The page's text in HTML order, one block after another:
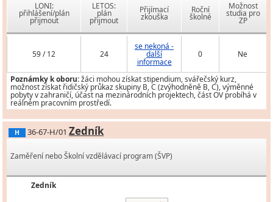
LONI:
přihlášení/plán
přijmout
LETOS:
plán
přijmout
Přijímací
zkouška
Roční
školné
Možnost
studia pro
ZP
59 / 12 24
se nekoná -
další
informace
0 Ne
Poznámky k oboru:žáci mohou získat stipendium, svářečský kurz,
možnost získat řidičský průkaz skupiny B, C (zvýhodněně B, C), výměnné
pobyty v zahraničí, účast na mezinárodních projektech, část OV probíhá v
reálném pracovním prostředí.
H 36-67-H/01 Zedník
Zaměření nebo Školní vzdělávací program (ŠVP)
Zedník